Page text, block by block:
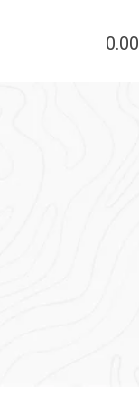
0.00